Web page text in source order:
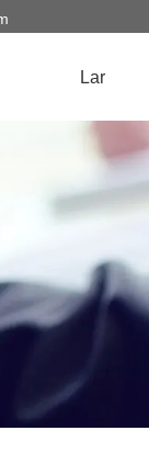
Lar